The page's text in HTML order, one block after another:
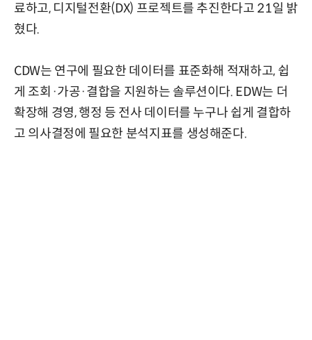
료하고, 디지털전환(DX) 프로젝트를 추진한다고 21일 밝
혔다.
CDW는 연구에 필요한 데이터를 표준화해 적재하고, 쉽
게 조회·가공·결합을 지원하는 솔루션이다. EDW는 더
확장해 경영, 행정 등 전사 데이터를 누구나 쉽게 결합하
고 의사결정에 필요한 분석지표를 생성해준다.